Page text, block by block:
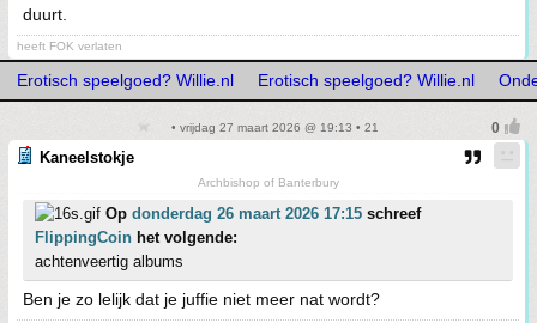
duurt.
heeft FOK verlaten
Erotisch speelgoed? Willie.nl Erotisch speelgoed? Willie.nl
• vrijdag 27 maart 2026 @ 19:13 • 21
Kaneelstokje
Archbishop of Banterbury
Op donderdag 26 maart 2026 17:15 schreef
FlippingCoin het volgende:
achtenveertig albums
Ben je zo lelijk dat je juffie niet meer nat wordt?